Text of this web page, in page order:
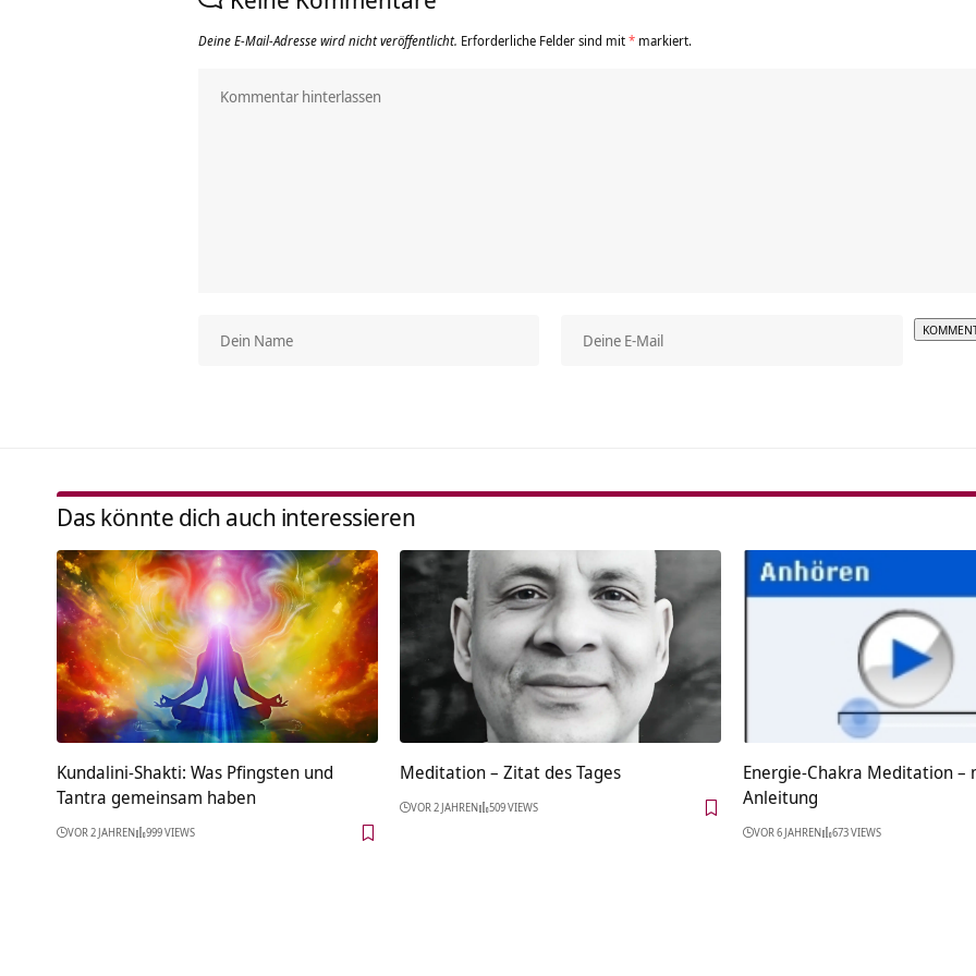
Deine E-Mail-Adresse wird nicht veröffentlicht. Erforderliche Felder sind mit* markiert.
Das könnte dich auch interessieren
Kundalini-Shakti: Was Pfingsten und
Tantra gemeinsam haben
VOR 2 JAHREN 999 VIEWS
Meditation – Zitat des Tages
VOR 2 JAHREN 509 VIEWS
Energie-Chakra Meditation –
Anleitung
VOR 6 JAHREN 673 VIEWS